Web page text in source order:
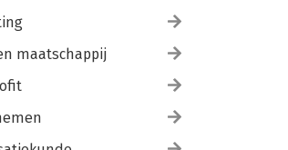
maatschappij